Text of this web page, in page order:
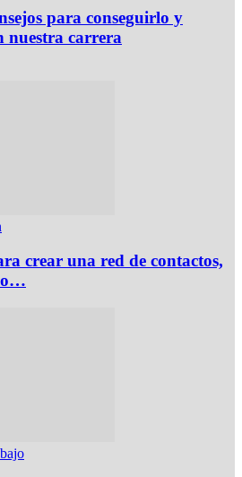
para conseguirlo y
nuestra carrera
crear una red de contactos,